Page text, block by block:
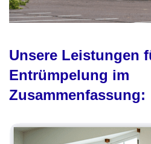
Unsere Leistungen
Entrümpelung im
Zusammenfassung: